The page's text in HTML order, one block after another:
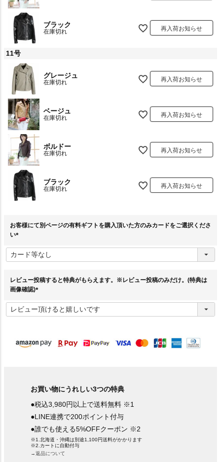
ブラック
在庫切れ 再入荷お知らせ
11号
グレージュ
在庫切れ 再入荷お知らせ
ベージュ
在庫切れ 再入荷お知らせ
ボルドー
在庫切れ 再入荷お知らせ
ブラック
在庫切れ 再入荷お知らせ
お客様にて別ページの有料ギフトを購入頂いた方のみカードをご選択くださ
い
必
須
レビュー投稿すると特典がもらえます。※レビュー投稿のみだけ。(特典は
画像確認)
必
須
お買い物にうれしい3つの特典
●税込3,980円以上で送料無料 ※1
●LINE連携で200ポイント付与
●誰でも使える5%OFFクーポン ※2
※1.北海道・沖縄は別途1,100円送料がかかります
※2.カートに自動付与
→返品について